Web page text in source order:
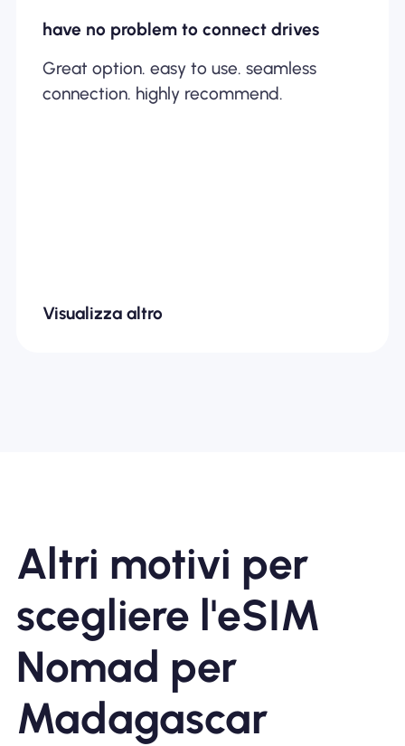
have no problem to connect drives
Great option. easy to use. seamless
connection. highly recommend.
Visualizza altro
Altri motivi per
scegliere l'eSIM
Nomad per
Madagascar